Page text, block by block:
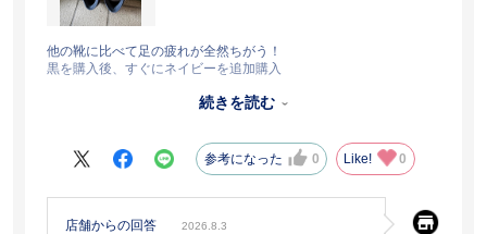
他の靴に比べて足の疲れが全然ちがう！
黒を購入後、すぐにネイビーを追加購入
右だけチャックが外れやすいのは何でだろう？
続きを読む
参考になった 0 Like! 0
店舗からの回答 2026.8.3